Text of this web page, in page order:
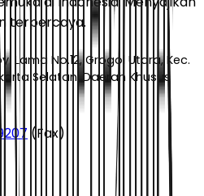
terpercaya.
Lama No.12, Grogol Utara, Kec.
Selatan, Daerah Khusus
(Fax)